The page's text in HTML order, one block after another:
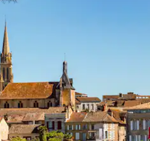
en omlaag, óf door te tikken of